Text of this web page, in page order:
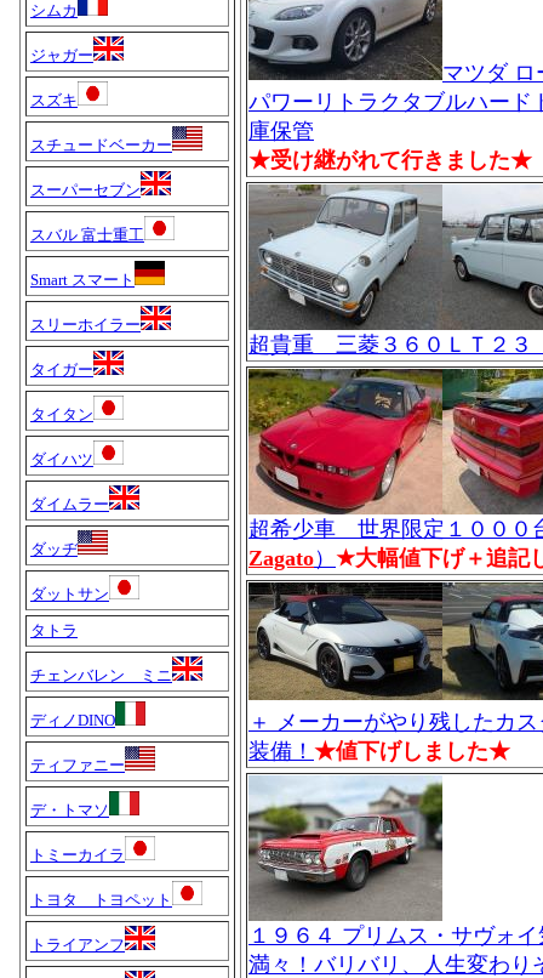
シムカ
ジャガー
スズキ
スチュードベーカー
スーパーセブン
スバル 富士重工
Smart スマート
スリーホイラー
タイガー
タイタン
ダイハツ
ダイムラー
ダッヂ
ダットサン
タトラ
チェンバレン ミニ
ディノDINO
ティファニー
デ・トマソ
トミーカイラ
トヨタ トヨペット
トライアンフ
マツダ
パワーリトラクタブルハー
庫保管
★受け継がれて行きました★
超貴重 三菱３６０ＬＴ２３
超希少車 世界限定１０００
Zagato） ★大幅値下げ＋追記
＋ メーカーがやり残したカ
装備！ ★値下げしました★
１９６４ プリムス・サヴォ
満々！バリバリ、人生変わり